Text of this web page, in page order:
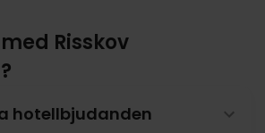
Risskov
hotellbjudanden